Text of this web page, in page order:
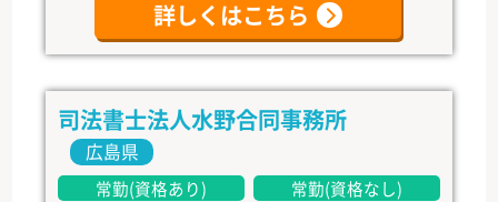
詳しくはこちら
司法書士法人水野合同事務所
広島県
常勤(資格あり)
常勤(資格なし)